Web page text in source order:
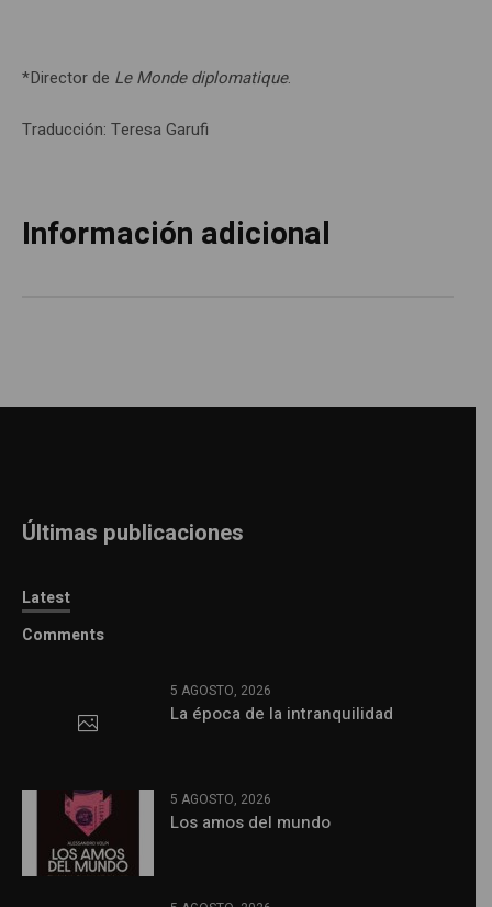
*Director de Le Monde diplomatique.
Traducción: Teresa Garufi
Información adicional
Últimas publicaciones
Latest
Comments
5 AGOSTO, 2026
La época de la intranquilidad
5 AGOSTO, 2026
Los amos del mundo